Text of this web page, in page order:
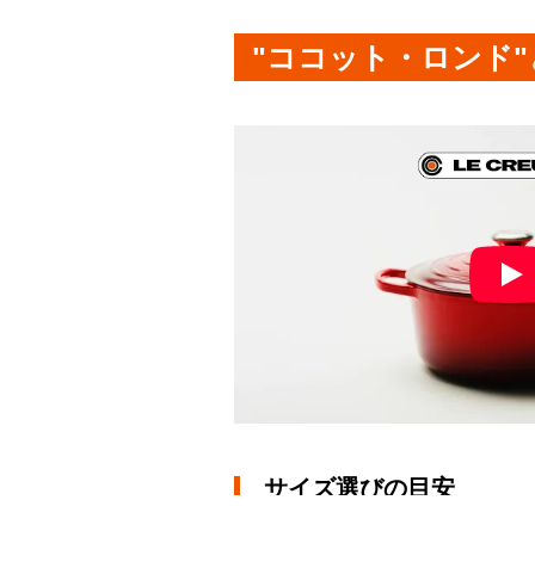
"ココット・ロンド"
サイズ選びの目安